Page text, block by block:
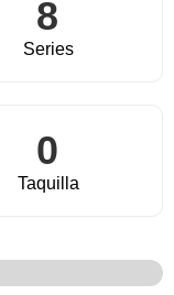
8
Series
0
Taquilla